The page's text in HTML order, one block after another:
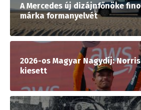
A Mercedes új dizájnfőnöke
márka formanyelvét
2026-os Magyar Nagydíj:
kiesett